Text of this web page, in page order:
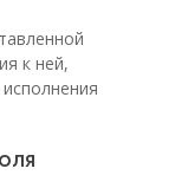
к ней,